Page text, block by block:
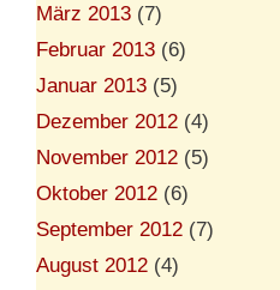
März 2013 (7)
Februar 2013 (6)
Januar 2013 (5)
Dezember 2012 (4)
November 2012 (5)
Oktober 2012 (6)
September 2012 (7)
August 2012 (4)